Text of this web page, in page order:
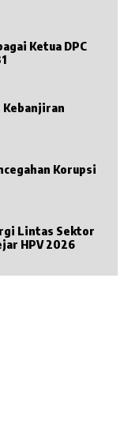
Ketua DPC
Kebanjiran
Korupsi
Lintas Sektor
HPV 2026